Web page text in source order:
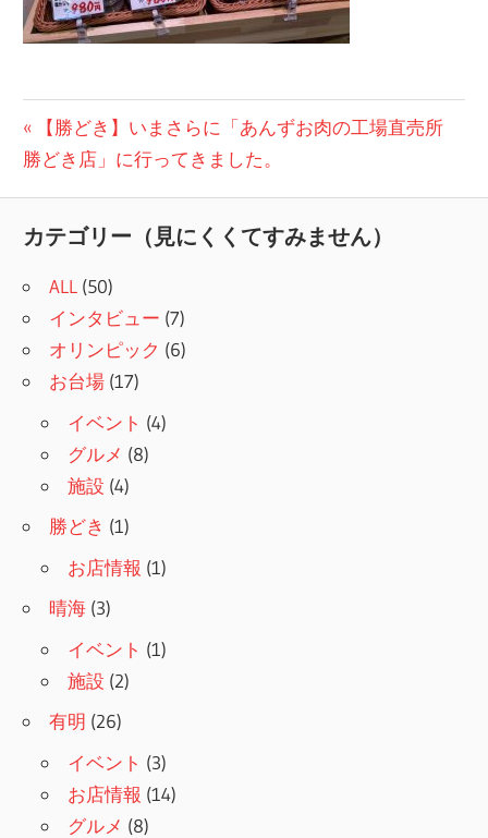
投
稿
ビ
ゲ
ー
シ
ョ
ン
前
の
【勝どき】いまさらに「あんずお肉の工場直売所
勝どき店」に行ってきました。
カテゴリー（見にくくてすみません）
ALL (50)
インタビュー (7)
オリンピック (6)
お台場 (17)
イベント (4)
グルメ (8)
施設 (4)
勝どき (1)
お店情報 (1)
晴海 (3)
イベント (1)
施設 (2)
有明 (26)
イベント (3)
お店情報 (14)
グルメ (8)